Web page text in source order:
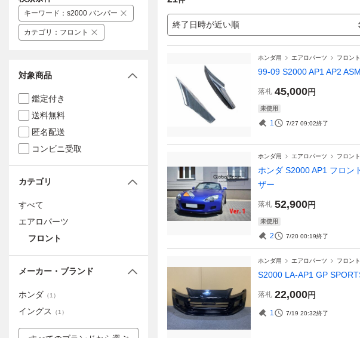
終了日時が近い順
ホンダ用 エアロパーツ フロント
99-09 S2000 AP1 AP2
落札 45,000円
未使用
1 7/27 09:02終了
ホンダ用 エアロパーツ フロント
ホンダ S2000 AP1 フロン
ザー
落札 52,900円
未使用
2 7/20 00:19終了
ホンダ用 エアロパーツ フロント
S2000 LA-AP1 GP
落札 22,000円
1 7/19 20:32終了
キーワード ： s2000 バンパー
カテゴリ ： フロント
対象商品
鑑定付き
送料無料
匿名配送
コンビニ受取
カテゴリ
すべて
エアロパーツ
フロント
メーカー・ブランド
ホンダ （1 ）
イングス （1 ）